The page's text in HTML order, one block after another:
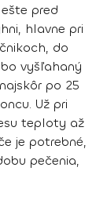
pred
hlavne pri
do
vyšľahaný
po 25
. Už pri
teploty až
je potrebné,
pečenia,